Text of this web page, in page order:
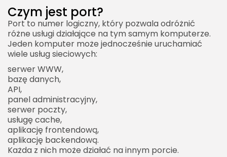
Czym jest port?
Port to numer logiczny, który pozwala odróżnić
różne usługi działające na tym samym komputerze.
Jeden komputer może jednocześnie uruchamiać
wiele usług sieciowych:
serwer WWW,
bazę danych,
API,
panel administracyjny,
serwer poczty,
usługę cache,
aplikację frontendową,
aplikację backendową.
Każda z nich może działać na innym porcie.